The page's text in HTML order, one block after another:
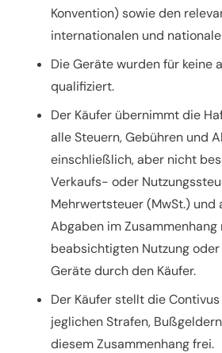
Konvention) sowie den
internationalen und
Die Geräte wurden für keine
qualifiziert.
Der Käufer übernimmt die
alle Steuern, Gebühren und
einschließlich, aber nicht
Verkaufs- oder
Mehrwertsteuer (MwSt.)
Abgaben im
beabsichtigten Nutzung
Geräte durch den Käufer.
Der Käufer stellt die
jeglichen Strafen,
diesem Zusammenhang frei.